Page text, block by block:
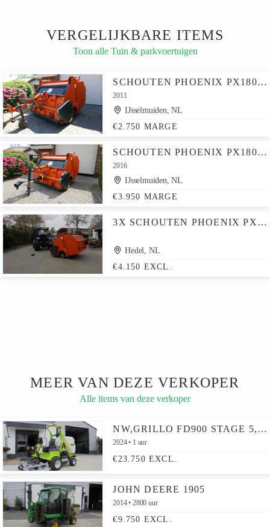
VERGELIJKBARE ITEMS
Toon alle Tuin & parkvoertuigen
SCHOUTEN PHOENIX PX1802 BLAD/GRASVEGER
2011
IJsselmuiden, NL
€2.750 MARGE
SCHOUTEN PHOENIX PX1802 BLAD/GRASVEGER
2016
IJsselmuiden, NL
€3.950 MARGE
3X SCHOUTEN PHOENIX PX BLAD/GRASVEGER
Hedel, NL
€4.150 EXCL.
MEER VAN DEZE VERKOPER
Alle items van deze verkoper
NW,GRILLO FD900 STAGE 5,CIRKELMAAIER
2024 1 uur
€23.750 EXCL.
JOHN DEERE 1905
2014 2800 uur
€9.750 EXCL.